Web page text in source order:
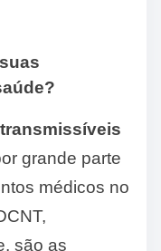
grande parte
médicos no
são as